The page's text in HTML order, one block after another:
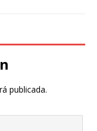
publicada.